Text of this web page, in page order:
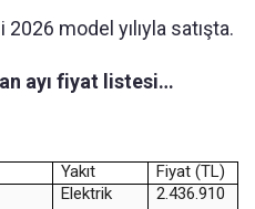
model yılıyla satışta.
ayı fiyat listesi…
Yakıt
Fiyat (TL)
Elektrik
2.436.910